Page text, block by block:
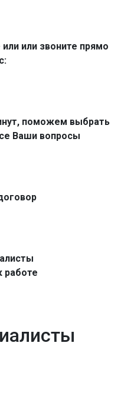
или звоните прямо
поможем выбрать
Ваши вопросы
работе